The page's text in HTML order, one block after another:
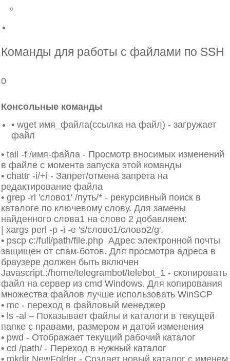
Команды для работы с файлами по SSH
0
Консольные команды
• wget имя_файла(ссылка на файл) - загружает
файл
• tail -f /имя-файла - Просмотр вносимых изменений
в файле с момента запуска этой команды
• chattr -i/+i - Запрет/отмена запрета на
редактирование файла
• grep -rl 'слово1' /путь/* - рекурсивный поиск в
каталоге по ключевому слову. Для замены
найденного слова1 на слово 2 добавляем:
| xargs perl -p -i -e 's/слово1/слово2/g',
• pscp c:/full/path/file.php Адрес электронной почты
защищен от спам-ботов. Для просмотра адреса в
браузере должен быть включен
Javascript.:/home/telegrambot/telebot_1 - скопировать
файл на сервер из cmd Windows. Для копирования
множества файлов лучше использовать WinSCP
• mc - переход в файловый менеджер
• ls -al – Показывает файлы и каталоги в текущей
папке с правами, размером и датой изменения
• pwd - Отображает текущий рабочий каталог
• cd /path/ - Переход в нужный каталог
• mkdir NewFolder - Создает новый каталог с именем